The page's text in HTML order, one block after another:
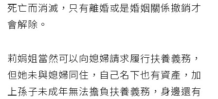
死亡而消滅，只有離婚或是婚姻關係撤銷才
會解除。
莉娟姐當然可以向媳婦請求履行扶養義務，
但她未與媳婦同住，自己名下也有資產，加
上孫子未成年無法擔負扶養義務，身邊還有